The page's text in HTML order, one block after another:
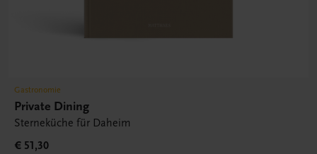
Gastronomie
Private Dining
Sterneküche für Daheim
€ 51,30